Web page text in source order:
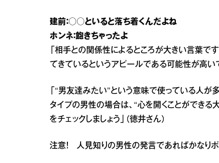
建前：○○といると落ち着くんだよね
ホンネ：飽きちゃったよ
「相手との関係性によるところが大きい言葉で
てきているというアピールである可能性が高いで
「“男友達みたい”という意味で使っている人が
タイプの男性の場合は、“心を開くことができる
をチェックしましょう」（徳井さん）
注意！ 人見知りの男性の発言であればかなりポ